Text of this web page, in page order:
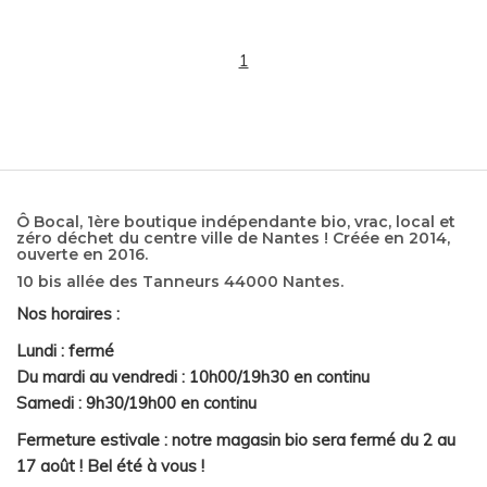
1
Ô Bocal, 1ère boutique indépendante bio, vrac, local et
zéro déchet du centre ville de Nantes ! Créée en 2014,
ouverte en 2016.
10 bis allée des Tanneurs 44000 Nantes.
Nos horaires :
Lundi : fermé
Du mardi au vendredi : 10h00/19h30 en continu
Samedi : 9h30/19h00 en continu
Fermeture estivale : notre magasin bio sera fermé du 2 au
17 août ! Bel été à vous !